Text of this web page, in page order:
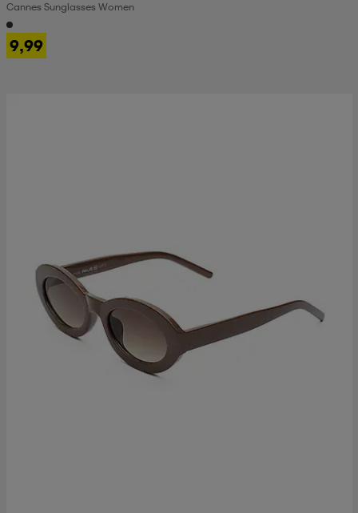
Cannes Sunglasses Women
9,99